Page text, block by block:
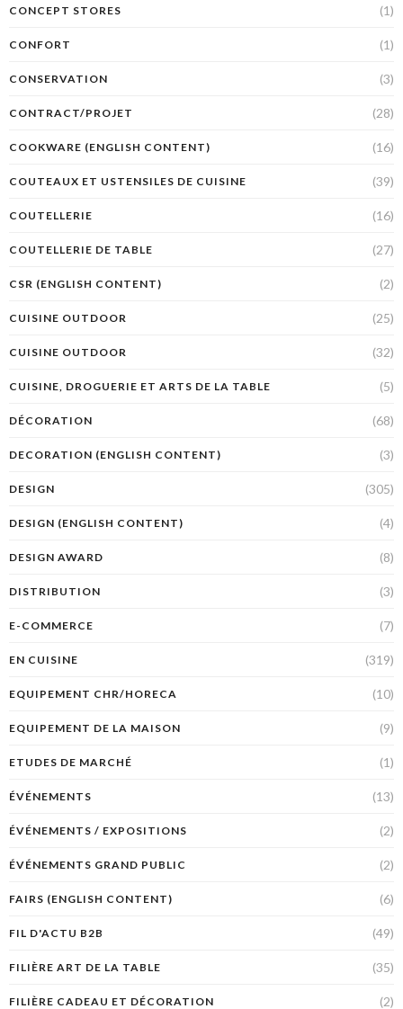
CONCEPT STORES (1)
CONFORT (1)
CONSERVATION (3)
CONTRACT/PROJET (28)
COOKWARE (ENGLISH CONTENT) (16)
COUTEAUX ET USTENSILES DE CUISINE (39)
COUTELLERIE (16)
COUTELLERIE DE TABLE (27)
CSR (ENGLISH CONTENT) (2)
CUISINE OUTDOOR (25)
CUISINE OUTDOOR (32)
CUISINE, DROGUERIE ET ARTS DE LA TABLE (5)
DÉCORATION (68)
DECORATION (ENGLISH CONTENT) (3)
DESIGN (305)
DESIGN (ENGLISH CONTENT) (4)
DESIGN AWARD (8)
DISTRIBUTION (3)
E-COMMERCE (7)
EN CUISINE (319)
EQUIPEMENT CHR/HORECA (10)
EQUIPEMENT DE LA MAISON (9)
ETUDES DE MARCHÉ (1)
ÉVÉNEMENTS (13)
ÉVÉNEMENTS / EXPOSITIONS (2)
ÉVÉNEMENTS GRAND PUBLIC (2)
FAIRS (ENGLISH CONTENT) (6)
FIL D'ACTU B2B (49)
FILIÈRE ART DE LA TABLE (35)
FILIÈRE CADEAU ET DÉCORATION (2)